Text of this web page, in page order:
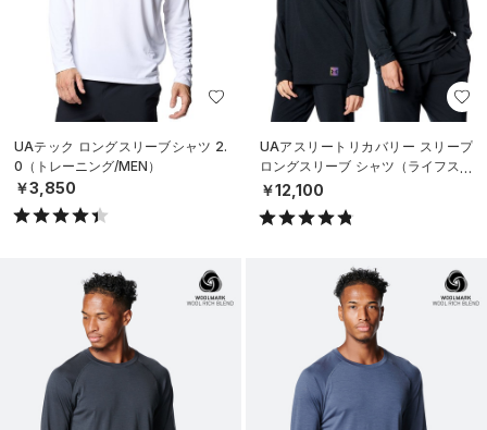
UAテック ロングスリーブシャツ 2.
0（トレーニング/MEN）
￥3,850
UAアスリートリカバリー スリープ
ロングスリーブ シャツ（ライフスタ
イル/UNISEX）
￥12,100